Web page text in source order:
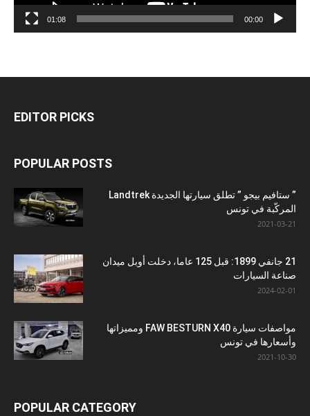
00:00
01:08
EDITOR PICKS
POPULAR POSTS
” ستافيم بيجو ” تطلق سيارتها الجديدة Landtrek
المركّبة في تونس
2021-03-21
21 جانفي 1899: قبل 125 عاما، دخلت أوبل ميدان
صناعة السيارات
2024-02-01
مواصفات سيارة FAW BESTURN X40 ومميزاتها
وأسعارها في تونس
2021-10-30
POPULAR CATEGORY